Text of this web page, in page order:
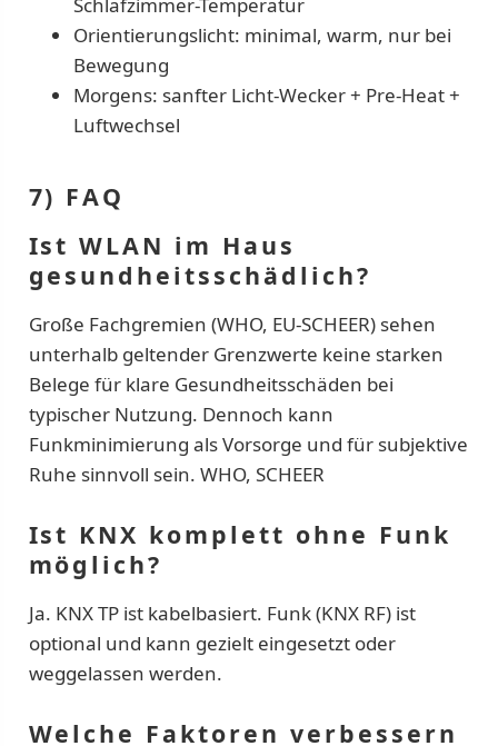
Schlafzimmer-Temperatur
Orientierungslicht: minimal, warm, nur bei
Bewegung
Morgens: sanfter Licht-Wecker + Pre-Heat +
Luftwechsel
7) FAQ
Ist WLAN im Haus
gesundheitsschädlich?
Große Fachgremien (WHO, EU-SCHEER) sehen
unterhalb geltender Grenzwerte keine starken
Belege für klare Gesundheitsschäden bei
typischer Nutzung. Dennoch kann
Funkminimierung als Vorsorge und für subjektive
Ruhe sinnvoll sein. WHO, SCHEER
Ist KNX komplett ohne Funk
möglich?
Ja. KNX TP ist kabelbasiert. Funk (KNX RF) ist
optional und kann gezielt eingesetzt oder
weggelassen werden.
Welche Faktoren verbessern